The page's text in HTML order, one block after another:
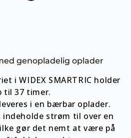
genopladelig oplader
i WIDEX SMARTRIC holder
til 37 timer.
i en bærbar oplader.
indeholde strøm til over en
gør det nemt at være på